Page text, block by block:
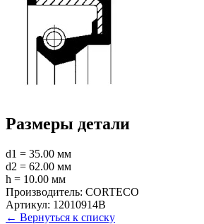
Размеры детали
d1 = 35.00 мм
d2 = 62.00 мм
h = 10.00 мм
Производитель: CORTECO
Артикул: 12010914B
← Вернуться к списку